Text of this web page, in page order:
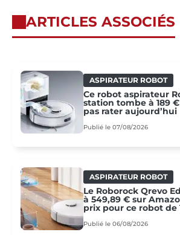
ARTICLES ASSOCIÉS
ASPIRATEUR ROBOT
Ce robot aspirateur
station tombe à 189
pas rater aujourd’hui
Publié le 07/08/2026
ASPIRATEUR ROBOT
Le Roborock Qrevo
à 549,89 € sur
prix pour ce robot de
Publié le 06/08/2026